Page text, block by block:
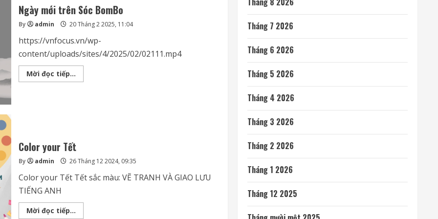
Ngày mới trên Sóc BomBo
By admin 20 Tháng 2 2025, 11:04
https://vnfocus.vn/wp-
content/uploads/sites/4/2025/02/02111.mp4
Mời đọc tiếp...
mới
Color your Tết
By admin 26 Tháng 12 2024, 09:35
Color your Tết Tết sắc màu: VẼ TRANH VÀ GIAO LƯU
TIẾNG ANH
Mời đọc tiếp...
your
Tháng 7 2026
Tháng 6 2026
Tháng 5 2026
Tháng 4 2026
Tháng 3 2026
Tháng 2 2026
Tháng 1 2026
Tháng 12 2025